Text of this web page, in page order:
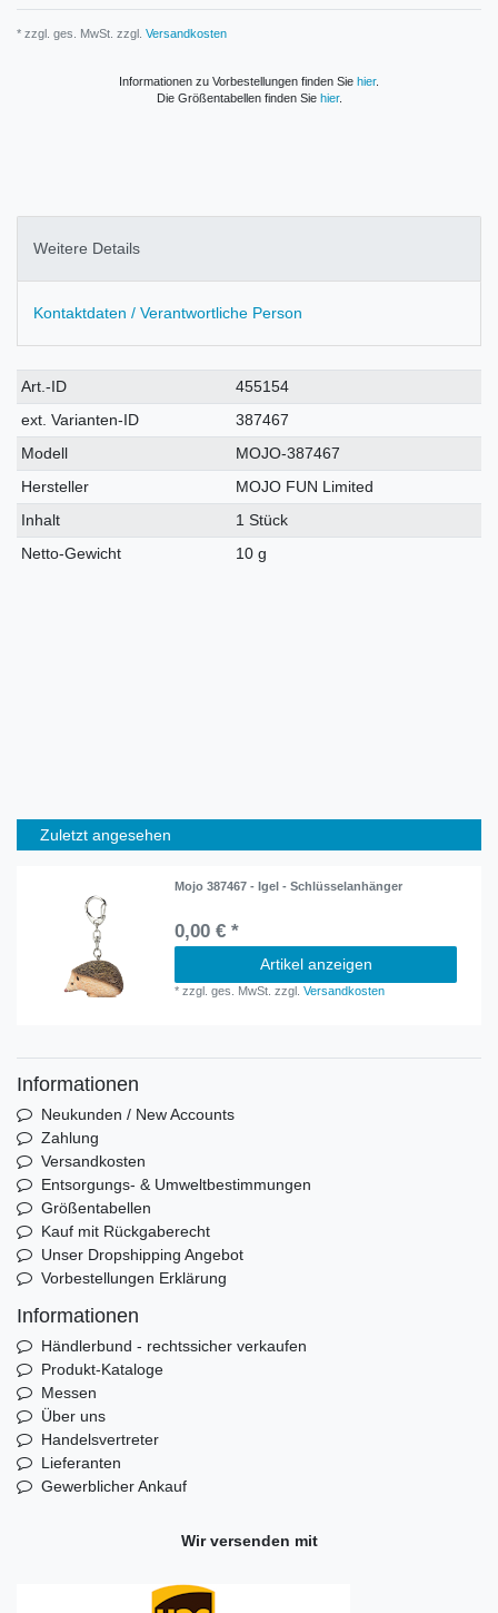
* zzgl. ges. MwSt. zzgl. Versandkosten
Informationen zu Vorbestellungen finden Sie hier.
Die Größentabellen finden Sie hier.
Weitere Details
Kontaktdaten / Verantwortliche Person
Technisches
Merkmal
Wert
Art.-ID
455154
ext. Varianten-ID
387467
Modell
MOJO-387467
Hersteller
MOJO FUN Limited
Inhalt
1 Stück
Netto-Gewicht
10 g
Zuletzt angesehen
Mojo 387467 - Igel - Schlüsselanhänger
0,00 € *
Artikel anzeigen
*zzgl. ges. MwSt. zzgl.Versandkosten
Informationen
Neukunden / New Accounts
Zahlung
Versandkosten
Entsorgungs- & Umweltbestimmungen
Größentabellen
Kauf mit Rückgaberecht
Unser Dropshipping Angebot
Vorbestellungen Erklärung
Informationen
Händlerbund - rechtssicher verkaufen
Produkt-Kataloge
Messen
Über uns
Handelsvertreter
Lieferanten
Gewerblicher Ankauf
Wir versenden mit